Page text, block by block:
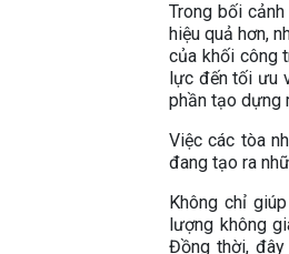
Trong bối
hiệu quả hơn,
của khối công
lực đến tối ưu
phần tạo dựng
Việc các tòa
đang tạo ra
Không chỉ
lượng không
Đồng thời,